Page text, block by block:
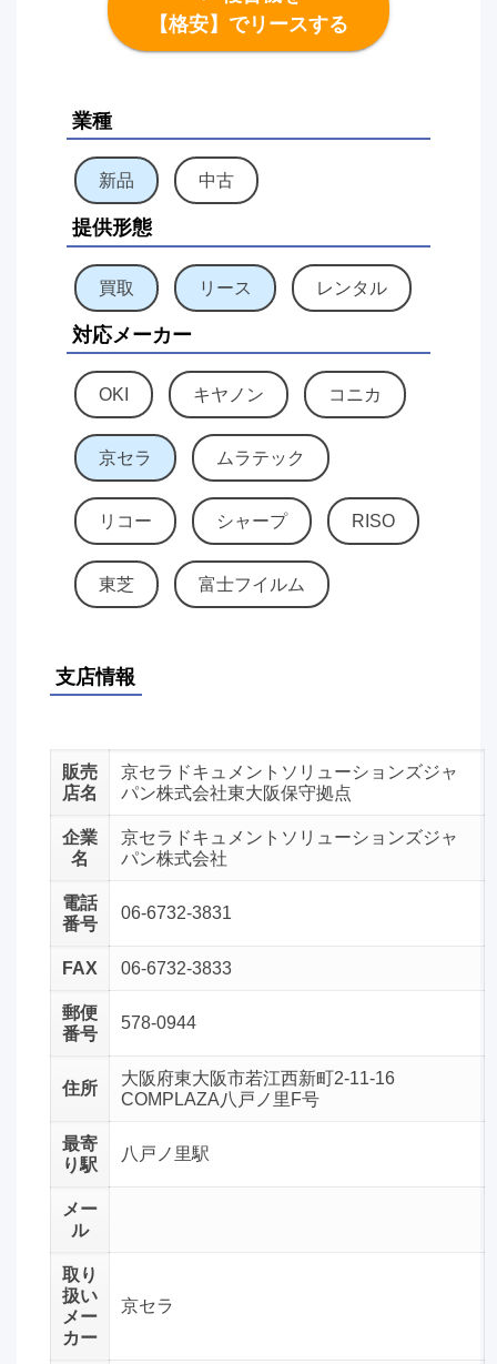
【格安】でリースする
業種
新品 中古
提供形態
買取 リース レンタル
対応メーカー
OKI キヤノン コニカ
京セラ ムラテック
リコー シャープ RISO
東芝 富士フイルム
支店情報
販売
店名
京セラドキュメントソリューションズジャ
パン株式会社東大阪保守拠点
企業
名
京セラドキュメントソリューションズジャ
パン株式会社
電話
番号
06-6732-3831
FAX 06-6732-3833
郵便
番号
578-0944
住所
大阪府東大阪市若江西新町2-11-16
COMPLAZA八戸ノ里F号
最寄
り駅
八戸ノ里駅
メー
ル
取り
扱い
メー
カー
京セラ